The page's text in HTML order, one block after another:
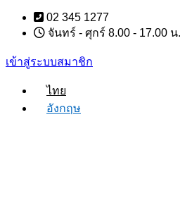
Skip
content
02 345 1277
จันทร์ - ศุกร์ 8.00 - 17.00 น.
เข้าสู่ระบบสมาชิก
ไทย
อังกฤษ